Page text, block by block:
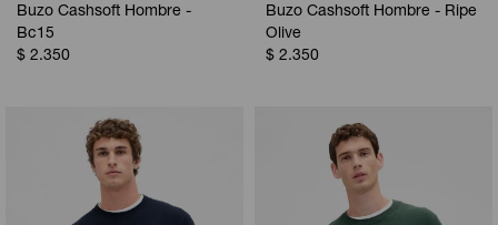
Buzo Cashsoft Hombre -
Bc15
$ 2.350
Buzo Cashsoft Hombre - Ripe
Olive
$ 2.350